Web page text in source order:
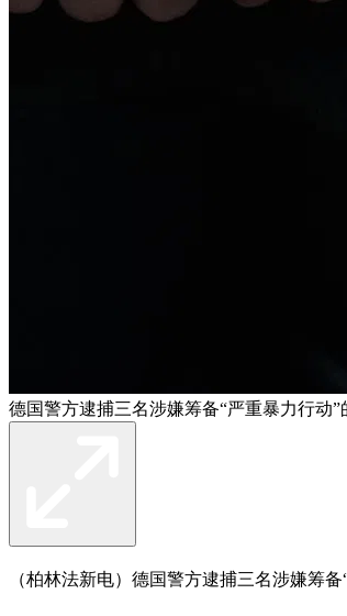
德国警方逮捕三名涉嫌筹备“严重暴力行动
（柏林法新电）德国警方逮捕三名涉嫌筹